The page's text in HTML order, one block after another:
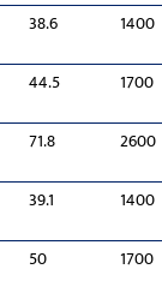
38.6 1400
44.5 1700
71.8 2600
39.1 1400
50 1700